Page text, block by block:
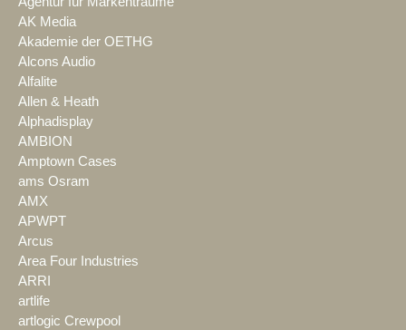
AK Media
Akademie der OETHG
Alcons Audio
Alfalite
Allen & Heath
Alphadisplay
AMBION
Amptown Cases
ams Osram
AMX
APWPT
Arcus
Area Four Industries
ARRI
artlife
artlogic Crewpool